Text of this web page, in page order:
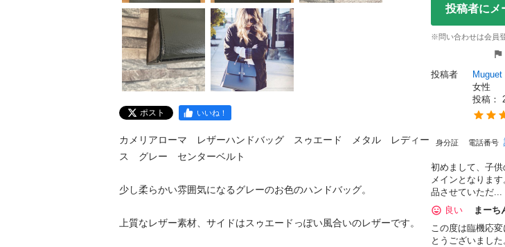
ポスト いいね！
カメリアローマ　レザーハンドバッグ　スゥエード　メタル　レディー
ス　グレー　センターベルト
少し柔らかい雰囲気になるグレーのお色のハンドバッグ。
上質なレザー素材、サイドはスゥエードっぽい風合いのレザーです。
投稿者にメ
※問い合わせは会員
投稿者
Muguet
女性
投稿：
身分証 電話番号
初めまして、子
メインとなりま
品させていただ...
良い
まーち
この度は臨機応
とうございまし